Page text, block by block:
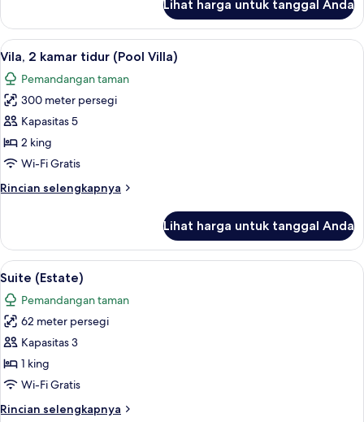
Vila,
kamar
(Pool
Villa)
Lihat harga untuk tanggal Anda
Lihat
semua
foto
untuk
Vila,
2
kamar
(Pool
Seprai katun Mesir, seprai premium,
9
Vila, 2 kamar tidur (Pool Villa)
Pemandangan taman
300 meter persegi
Kapasitas 5
2 king
Wi-Fi Gratis
Rincian selengkapnya
Rincian
Vila,
kamar
(Pool
Villa)
Lihat harga untuk tanggal Anda
Lihat
semua
foto
untuk
Suite
(Estate)
Suite (Estate) | Pemandangan dari
7
Suite (Estate)
Pemandangan taman
62 meter persegi
Kapasitas 3
1 king
Wi-Fi Gratis
Rincian selengkapnya
Rincian